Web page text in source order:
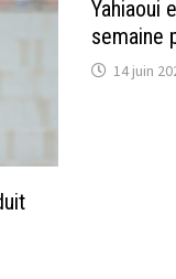
Yahiaoui
semaine
14 juin